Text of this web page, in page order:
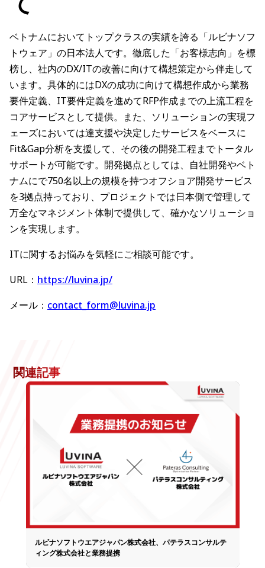
ベトナムにおいてトップクラスの実績を誇る「ルビナソフ
トウェア」の日本法人です。徹底した「お客様志向」を標
榜し、社内のDX/ITの改善に向けて構想策定から伴走して
います。具体的にはDXの成功に向けて構想作成から業務
要件定義、IT要件定義を進めてRFP作成までの上流工程を
コアサービスとして提供。また、ソリューションの実現フ
ェーズにおいては達支援や決定したサービスをベースに
Fit&Gap分析を支援して、その後の開発工程までトータル
サポートが可能です。開発拠点としては、自社開発やベト
ナムにで750名以上の規模を持つオフショア開発サービス
を3拠点持っており、プロジェクトでは日本側で管理して
万全なマネジメント体制で提供して、確かなソリューショ
ンを実現します。
ITに関するお悩みを気軽にご相談可能です。
URL： https://luvina.jp/
メール： contact_form@luvina.jp
関連記事
ルビナソフトウエアジャパン株式会社、パテラスコンサルテ
ィング株式会社と業務提携